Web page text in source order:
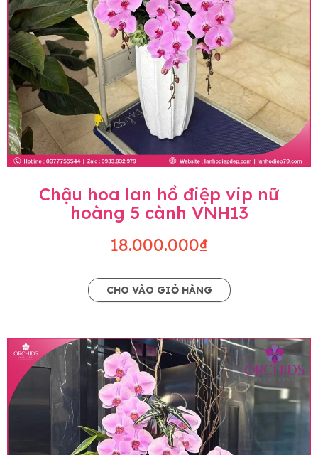
Chậu hoa lan hồ điệp vip nữ
hoàng 5 cành VNH13
18.000.000₫
CHO VÀO GIỎ HÀNG